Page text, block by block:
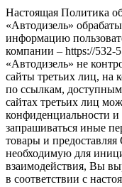
Настоящая Политика
«Автодизель»
информацию
компании – https://532-
«Автодизель» не
сайты третьих лиц, на
по ссылкам,
сайтах третьих лиц
конфиденциальности и
запрашиваться иные
товары и
необходимую для
взаимодействия, Вы
в соответствии с